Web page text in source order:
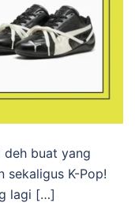
deh buat yang
sekaligus K-Pop!
lagi […]